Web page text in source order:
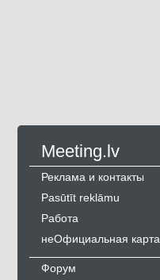
Meeting.lv
Реклама и контакты
Pasūtīt reklāmu
Работа
неОфициальная карта
Форум